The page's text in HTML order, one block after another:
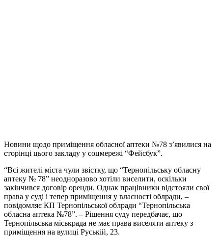
Новини щодо приміщення обласної аптеки №78 з’явилися на
сторінці цього закладу у соцмережі “Фейсбук”.
“Всі жителі міста чули звістку, що “Тернопільську обласну
аптеку № 78” неодноразово хотіли виселити, оскільки
закінчився договір оренди. Однак працівники відстояли свої
права у суді і тепер приміщення у власності облради, –
повідомляє КП Тернопільської облради “Тернопільська
обласна аптека №78”. – Рішення суду передбачає, що
Тернопільська міськрада не має права виселяти аптеку з
приміщення на вулиці Руській, 23.